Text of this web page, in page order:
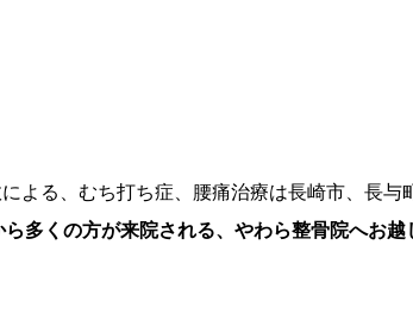
よる、むち打ち症、腰痛治療は長崎市、長
多くの方が来院される、やわら整骨院へお越